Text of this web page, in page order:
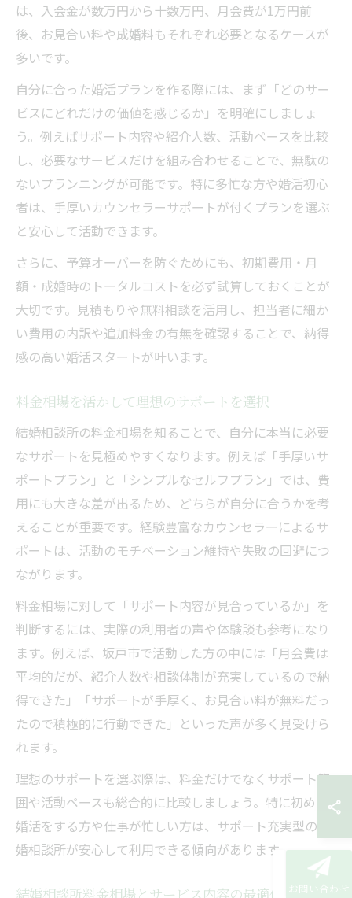
は、入会金が数万円から十数万円、月会費が1万円前
後、お見合い料や成婚料もそれぞれ必要となるケースが
多いです。
自分に合った婚活プランを作る際には、まず「どのサー
ビスにどれだけの価値を感じるか」を明確にしましょ
う。例えばサポート内容や紹介人数、活動ペースを比較
し、必要なサービスだけを組み合わせることで、無駄の
ないプランニングが可能です。特に多忙な方や婚活初心
者は、手厚いカウンセラーサポートが付くプランを選ぶ
と安心して活動できます。
さらに、予算オーバーを防ぐためにも、初期費用・月
額・成婚時のトータルコストを必ず試算しておくことが
大切です。見積もりや無料相談を活用し、担当者に細か
い費用の内訳や追加料金の有無を確認することで、納得
感の高い婚活スタートが叶います。
料金相場を活かして理想のサポートを選択
結婚相談所の料金相場を知ることで、自分に本当に必要
なサポートを見極めやすくなります。例えば「手厚いサ
ポートプラン」と「シンプルなセルフプラン」では、費
用にも大きな差が出るため、どちらが自分に合うかを考
えることが重要です。経験豊富なカウンセラーによるサ
ポートは、活動のモチベーション維持や失敗の回避につ
ながります。
料金相場に対して「サポート内容が見合っているか」を
判断するには、実際の利用者の声や体験談も参考になり
ます。例えば、坂戸市で活動した方の中には「月会費は
平均的だが、紹介人数や相談体制が充実しているので納
得できた」「サポートが手厚く、お見合い料が無料だっ
たので積極的に行動できた」といった声が多く見受けら
れます。
理想のサポートを選ぶ際は、料金だけでなくサポート範
囲や活動ペースも総合的に比較しましょう。特に初めて
婚活をする方や仕事が忙しい方は、サポート充実型の結
婚相談所が安心して利用できる傾向があります。
結婚相談所料金相場とサービス内容の最適化 お問い合わせ